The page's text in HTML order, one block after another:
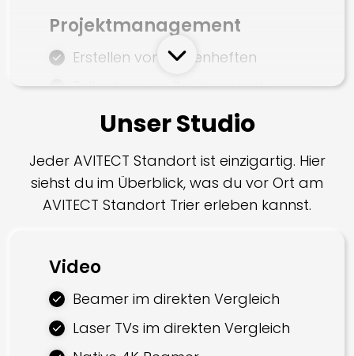
Projektmanagement
Erstellen von Lastenheften
Teilnahme an Baubesprechungen
Abstimmung mit dritten
Projektbeteiligten
Koordination von dritten
Projektbeteiligten
Dokumentation
Montage
Bodenbelag
Unser Studio
Jeder AVITECT Standort ist einzigartig. Hier
siehst du im Überblick, was du vor Ort am
AVITECT Standort Trier erleben kannst.
Video
Beamer im direkten Vergleich
Laser TVs im direkten Vergleich